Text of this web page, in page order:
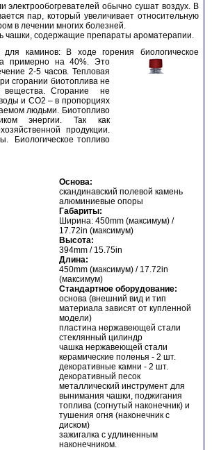
электрообогревателей обычно сушат воздух. В
пар, который увеличивает относительную
в лечении многих болезней.
чашки, содержащие препараты ароматерапии.
для каминов: В ходе горения биологическое
примерно на 40%. Это
2-5 часов. Тепловая
сгорании биотоплива не
вещества. Сгорание не
и CO2 – в пропорциях
людьми. Биотопливо
энергии. Так как
продукции.
Биологическое топливо
Основа:
скандинавский полевой камень
алюминиевые опоры
Габариты:
Ширина: 450mm (максимум) /
17.72in (максимум)
Высота:
394mm / 15.75in
Длина:
450mm (максимум) / 17.72in
(максимум)
Стандартное оборудование:
основа (внешний вид и тип
материала зависят от купленной
модели)
пластина нержавеющей стали
стеклянный цилиндр
чашка нержавеющей стали
керамические поленья - 2 шт.
декоративные камни - 2 шт.
декоративный песок
металлический инструмент для
вынимания чашки, поджигания
топлива (согнутый наконечник) и
тушения огня (наконечник с
диском)
зажигалка с удлиненным
наконечником.